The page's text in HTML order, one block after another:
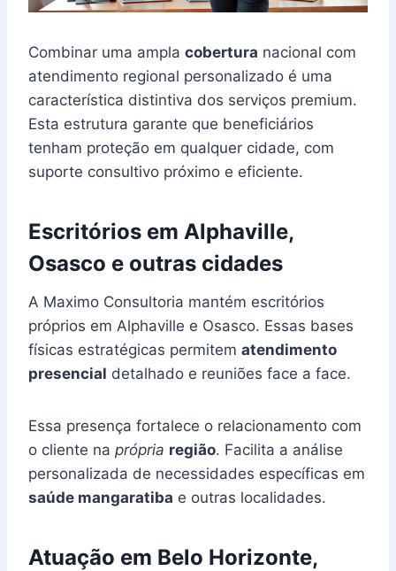
Combinar uma ampla cobertura nacional com
atendimento regional personalizado é uma
característica distintiva dos serviços premium.
Esta estrutura garante que beneficiários
tenham proteção em qualquer cidade, com
suporte consultivo próximo e eficiente.
Escritórios em Alphaville,
Osasco e outras cidades
A Maximo Consultoria mantém escritórios
próprios em Alphaville e Osasco. Essas bases
físicas estratégicas permitem atendimento
presencial detalhado e reuniões face a face.
Essa presença fortalece o relacionamento com
o cliente na própria região. Facilita a análise
personalizada de necessidades específicas em
saúde mangaratiba e outras localidades.
Atuação em Belo Horizonte,